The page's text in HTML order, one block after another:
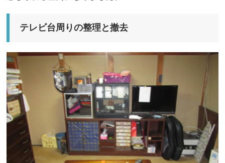
テレビ台周りの整理と撤去